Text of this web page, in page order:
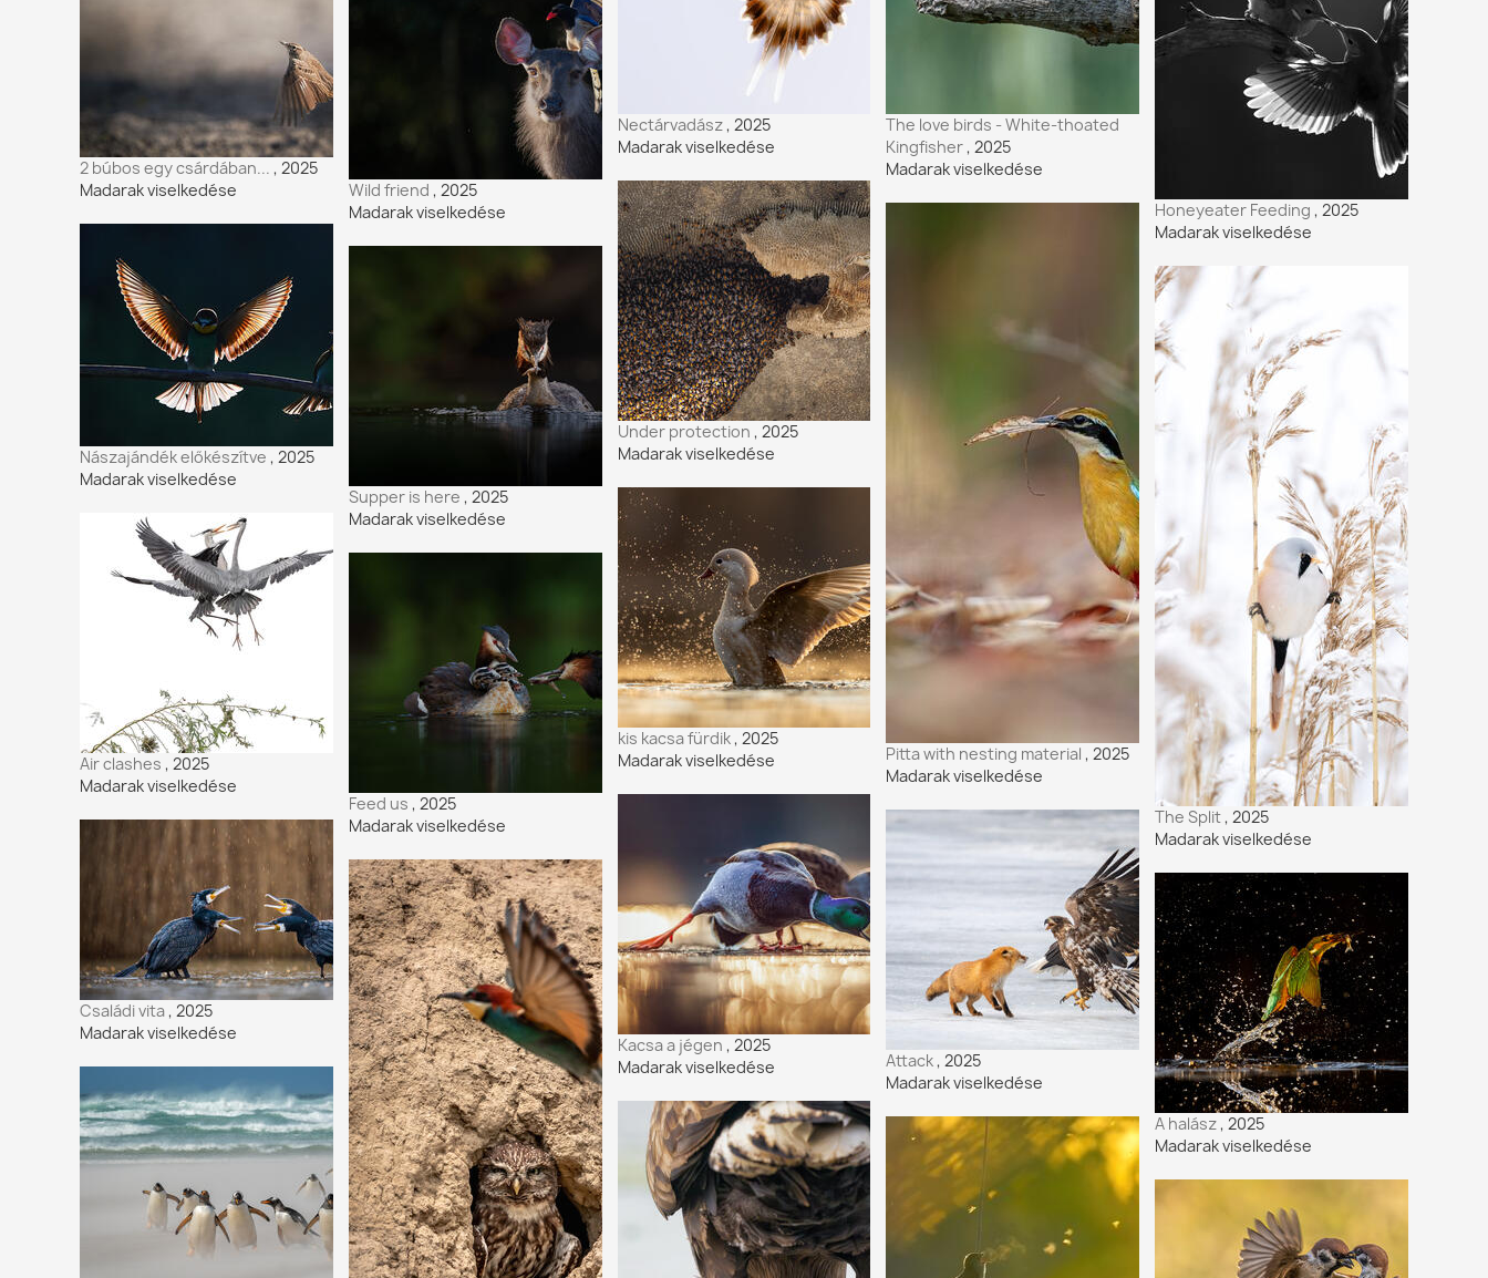
2 búbos egy csárdában... , 2025
Madarak viselkedése
Nászajándék előkészítve , 2025
Madarak viselkedése
Air clashes , 2025
Madarak viselkedése
Családi vita, 2025
Madarak viselkedése
Wild friend , 2025
Madarak viselkedése
Supper is here , 2025
Madarak viselkedése
Feed us , 2025
Madarak viselkedése
Nectárvadász, 2025
Madarak viselkedése
Under protection , 2025
Madarak viselkedése
kis kacsa fürdik, 2025
Madarak viselkedése
Kacsa a jégen , 2025
Madarak viselkedése
The love birds - White-thoated
Kingfisher, 2025
Madarak viselkedése
Pitta with nesting material, 2025
Madarak viselkedése
Attack, 2025
Madarak viselkedése
Honeyeater Feeding, 2025
Madarak viselkedése
The Split, 2025
Madarak viselkedése
A halász, 2025
Madarak viselkedése